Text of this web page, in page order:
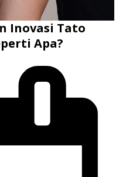
Inovasi Tato
Apa?